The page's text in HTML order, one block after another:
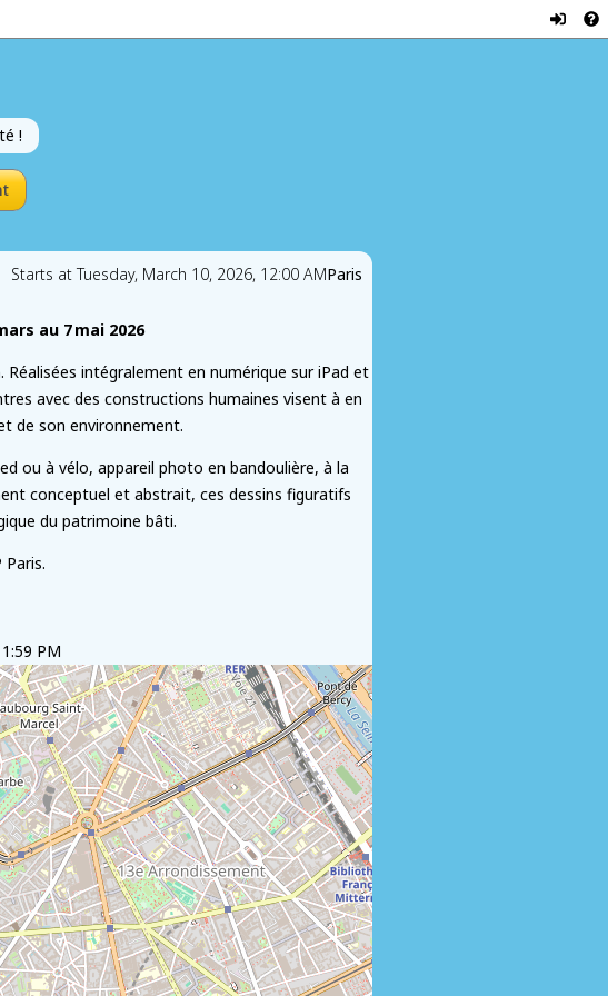
!
Starts at Tuesday, March 10, 2026, 12:00 AMParis
au 7 mai 2026
Réalisées intégralement en numérique sur iPad et
avec des constructions humaines visent à en
de son environnement.
ou à vélo, appareil photo en bandoulière, à la
conceptuel et abstrait, ces dessins figuratifs
du patrimoine bâti.
Paris.
PM